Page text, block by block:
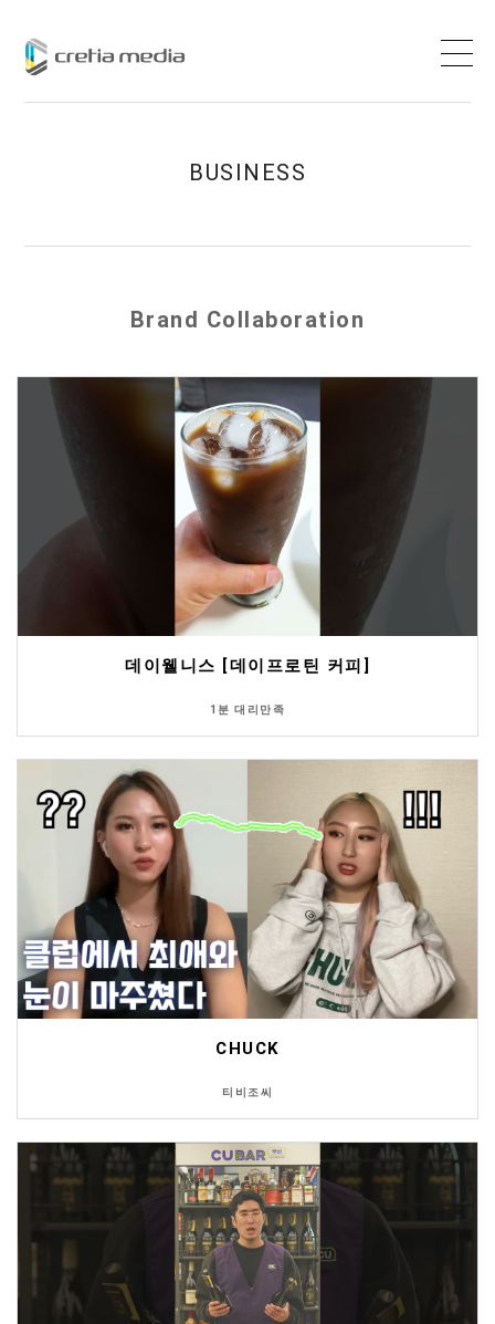
BUSINESS
Brand Collaboration
데이웰니스 [데이프로틴 커피]
1분 대리만족
CHUCK
티비조씨